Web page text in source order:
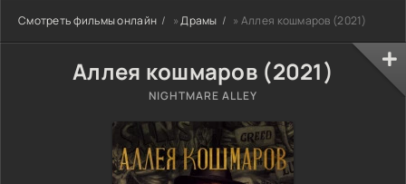
Смотреть фильмы онлайн »Драмы » Аллея кошмаров (2021)
Аллея кошмаров (2021)
NIGHTMARE ALLEY